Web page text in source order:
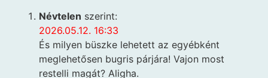
Névtelen szerint:
2026.05.12. 16:33
És milyen büszke lehetett az egyébként
meglehetősen bugris párjára! Vajon most
restelli magát? Aligha.